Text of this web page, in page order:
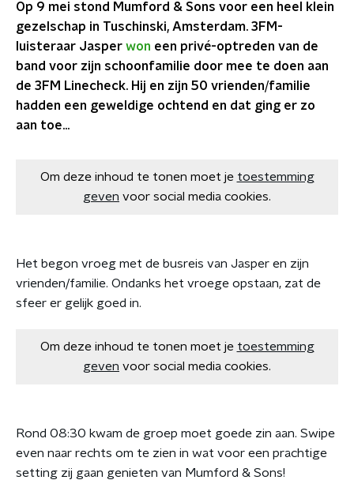
Op 9 mei stond Mumford & Sons voor een heel klein
gezelschap in Tuschinski, Amsterdam. 3FM-
luisteraar Jasper won een privé-optreden van de
band voor zijn schoonfamilie door mee te doen aan
de 3FM Linecheck. Hij en zijn 50 vrienden/familie
hadden een geweldige ochtend en dat ging er zo
aan toe...
Om deze inhoud te tonen moet je toestemming
geven voor social media cookies.
Het begon vroeg met de busreis van Jasper en zijn
vrienden/familie. Ondanks het vroege opstaan, zat de
sfeer er gelijk goed in.
Om deze inhoud te tonen moet je toestemming
geven voor social media cookies.
Rond 08:30 kwam de groep moet goede zin aan. Swipe
even naar rechts om te zien in wat voor een prachtige
setting zij gaan genieten van Mumford & Sons!